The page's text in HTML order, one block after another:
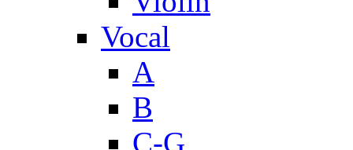
Vocal
A
B
C-G